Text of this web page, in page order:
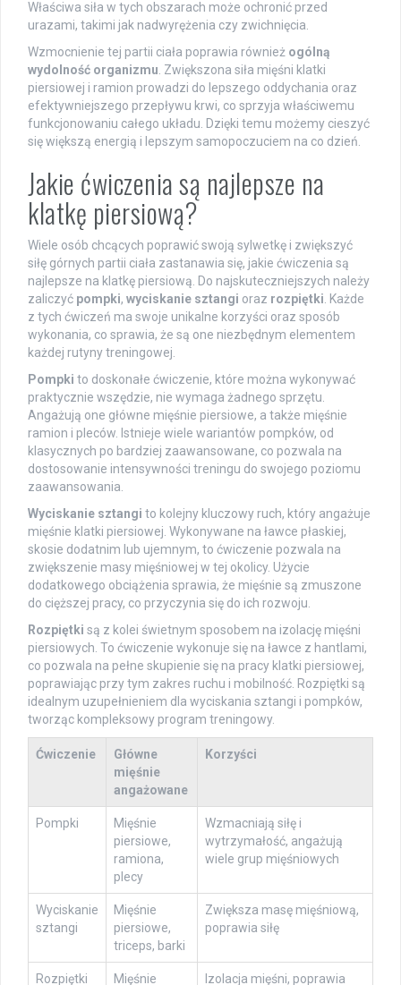
Właściwa siła w tych obszarach może ochronić przed
urazami, takimi jak nadwyrężenia czy zwichnięcia.
Wzmocnienie tej partii ciała poprawia również ogólną
wydolność organizmu . Zwiększona siła mięśni klatki
piersiowej i ramion prowadzi do lepszego oddychania oraz
efektywniejszego przepływu krwi, co sprzyja właściwemu
funkcjonowaniu całego układu. Dzięki temu możemy cieszyć
się większą energią i lepszym samopoczuciem na co dzień.
Jakie ćwiczenia są najlepsze na
klatkę piersiową?
Wiele osób chcących poprawić swoją sylwetkę i zwiększyć
siłę górnych partii ciała zastanawia się, jakie ćwiczenia są
najlepsze na klatkę piersiową. Do najskuteczniejszych należy
zaliczyć pompki, wyciskanie sztangi oraz rozpiętki . Każde
z tych ćwiczeń ma swoje unikalne korzyści oraz sposób
wykonania, co sprawia, że są one niezbędnym elementem
każdej rutyny treningowej.
Pompki to doskonałe ćwiczenie, które można wykonywać
praktycznie wszędzie, nie wymaga żadnego sprzętu.
Angażują one główne mięśnie piersiowe, a także mięśnie
ramion i pleców. Istnieje wiele wariantów pompków, od
klasycznych po bardziej zaawansowane, co pozwala na
dostosowanie intensywności treningu do swojego poziomu
zaawansowania.
Wyciskanie sztangi to kolejny kluczowy ruch, który angażuje
mięśnie klatki piersiowej. Wykonywane na ławce płaskiej,
skosie dodatnim lub ujemnym, to ćwiczenie pozwala na
zwiększenie masy mięśniowej w tej okolicy. Użycie
dodatkowego obciążenia sprawia, że mięśnie są zmuszone
do cięższej pracy, co przyczynia się do ich rozwoju.
Rozpiętki są z kolei świetnym sposobem na izolację mięśni
piersiowych. To ćwiczenie wykonuje się na ławce z hantlami,
co pozwala na pełne skupienie się na pracy klatki piersiowej,
poprawiając przy tym zakres ruchu i mobilność. Rozpiętki są
idealnym uzupełnieniem dla wyciskania sztangi i pompków,
tworząc kompleksowy program treningowy.
Ćwiczenie
Główne
mięśnie
angażowane
Korzyści
Pompki
Mięśnie
piersiowe,
ramiona,
plecy
Wzmacniają siłę i
wytrzymałość, angażują
wiele grup mięśniowych
Wyciskanie
sztangi
Mięśnie
piersiowe,
triceps, barki
Zwiększa masę mięśniową,
poprawia siłę
Rozpiętki Mięśnie Izolacja mięśni, poprawia